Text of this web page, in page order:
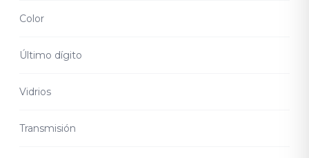
Color
Último dígito
Vidrios
Transmisión